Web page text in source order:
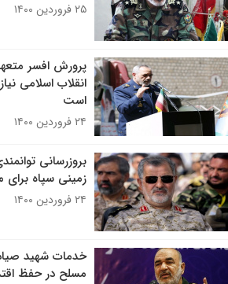
۲۵ فروردین ۱۴۰۰
پرورش افسر
انقلاب اسلامی
است
۲۴ فروردین ۱۴۰۰
بروزرسانی
زمینی سپاه برای
۲۴ فروردین ۱۴۰۰
خدمات شهید
مسلح در حفظ